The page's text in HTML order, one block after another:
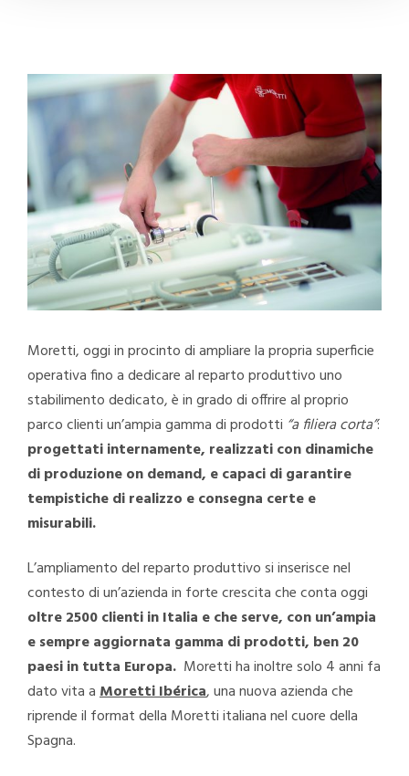
Moretti, oggi in procinto di ampliare la propria superficie
operativa fino a dedicare al reparto produttivo uno
stabilimento dedicato, è in grado di offrire al proprio
parco clienti un’ampia gamma di prodotti “a filiera corta”:
progettati internamente, realizzati con dinamiche
di produzione on demand, e capaci di garantire
tempistiche di realizzo e consegna certe e
misurabili.
L’ampliamento del reparto produttivo si inserisce nel
contesto di un’azienda in forte crescita che conta oggi
oltre 2500 clienti in Italia e che serve, con un’ampia
e sempre aggiornata gamma di prodotti, ben 20
paesi in tutta Europa. Moretti ha inoltre solo 4 anni fa
dato vita aMoretti Ibérica, una nuova azienda che
riprende il format della Moretti italiana nel cuore della
Spagna.